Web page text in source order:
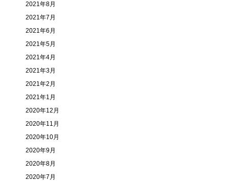
2021年8月
2021年7月
2021年6月
2021年5月
2021年4月
2021年3月
2021年2月
2021年1月
2020年12月
2020年11月
2020年10月
2020年9月
2020年8月
2020年7月